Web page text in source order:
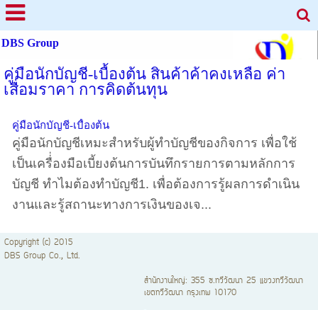
DBS Group
คู่มือนักบัญชี-เบื้องต้น สินค้าค้าคงเหลือ ค่า
เสื่อมราคา การคิดต้นทุน
คู่มือนักบัญชี-เบื้องต้น
คู่มือนักบัญชีเหมะสำหรับผู้ทำบัญชีของกิจการ เพื่อใช้
เป็นเครื่่องมือเบี้ยงต้นการบันทึกรายการตามหลักการ
บัญชี ทำไมต้องทำบัญชี1. เพื่อต้องการรู้ผลการดำเนิน
งานและรู้สถานะทางการเงินของเจ...
Copyright (c) 2015
DBS Group Co., Ltd.
สำนักงานใหญ่: 355 ซ.ทวีวัฒนา 25 แขวงทวีวัฒนา
เขตทวีวัฒนา กรุงเทพ 10170